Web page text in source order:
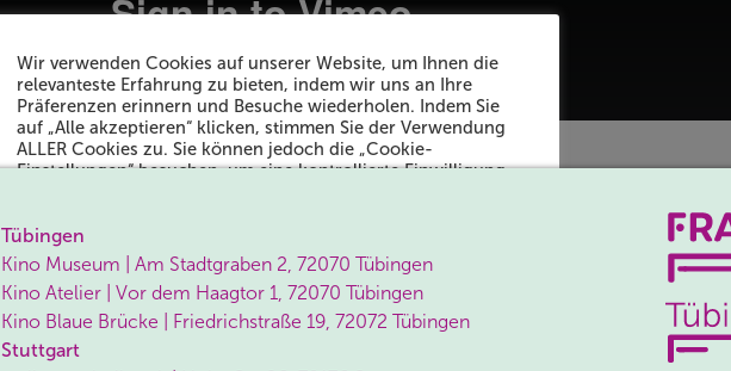
Tübingen
Kino Museum | Am Stadtgraben 2, 72070 Tübingen
Kino Atelier | Vor dem Haagtor 1, 72070 Tübingen
Kino Blaue Brücke | Friedrichstraße 19, 72072 Tübingen
Stuttgart
Wir verwenden Cookies auf unserer Website, um Ihnen die
relevanteste Erfahrung zu bieten, indem wir uns an Ihre
Präferenzen erinnern und Besuche wiederholen. Indem Sie
auf „Alle akzeptieren“ klicken, stimmen Sie der Verwendung
ALLER Cookies zu. Sie können jedoch die „Cookie-
Einstellungen“ besuchen, um eine kontrollierte Einwilligung
Cookie Settings